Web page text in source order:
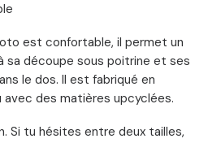
est confortable, il permet un
sa découpe sous poitrine et ses
le dos. Il est fabriqué en
des matières upcyclées.
Si tu hésites entre deux tailles,